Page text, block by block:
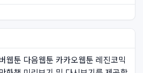
웹툰 다음웹툰 카카오웹툰 레진코믹